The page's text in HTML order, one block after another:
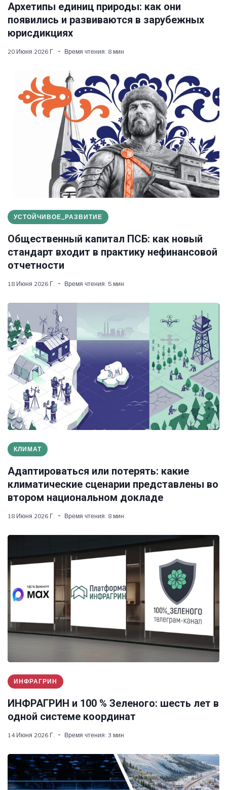
Архетипы единиц природы: как они
появились и развиваются в зарубежных
юрисдикциях
20 Июня 2026 Г. Время чтения: 8 мин
УСТОЙЧИВОЕ_РАЗВИТИЕ
Общественный капитал ПСБ: как новый
стандарт входит в практику нефинансовой
отчетности
18 Июня 2026 Г. Время чтения: 5 мин
КЛИМАТ
Адаптироваться или потерять: какие
климатические сценарии представлены во
втором национальном докладе
18 Июня 2026 Г. Время чтения: 8 мин
ИНФРАГРИН
ИНФРАГРИН и 100 % Зеленого: шесть лет в
одной системе координат
14 Июня 2026 Г. Время чтения: 3 мин